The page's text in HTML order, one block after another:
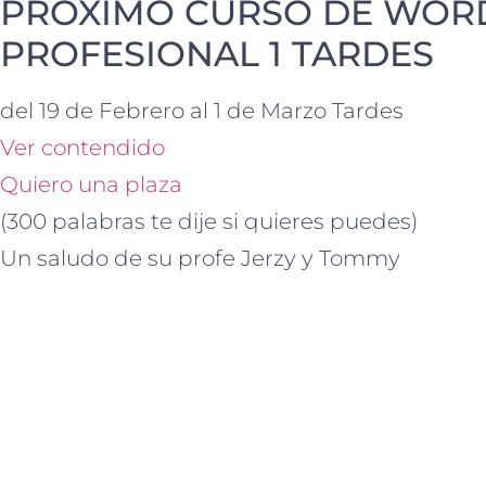
PRÓXIMO CURSO DE
PROFESIONAL 1 TARDES
del 19 de Febrero al 1 de Marzo Tardes
Ver contendido
Quiero una plaza
(300 palabras te dije si quieres puedes)
Un saludo de su profe Jerzy y Tommy